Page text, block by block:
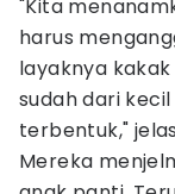
"Kita
harus
layaknya
sudah dari
terbentuk,"
Mereka